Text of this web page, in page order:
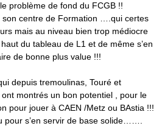
problème de fond du FCGB !!
son centre de Formation ….qui certes
mais au niveau bien trop médiocre
du tableau de L1 et de même s’en
de bonne plus value !!!
depuis tremoulinas, Touré et
montrés un bon potentiel , pour le
pour jouer à CAEN /Metz ou BAstia !!!
pour s’en servir de base solide…….